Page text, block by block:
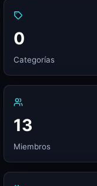
0
Categorías
13
Miembros